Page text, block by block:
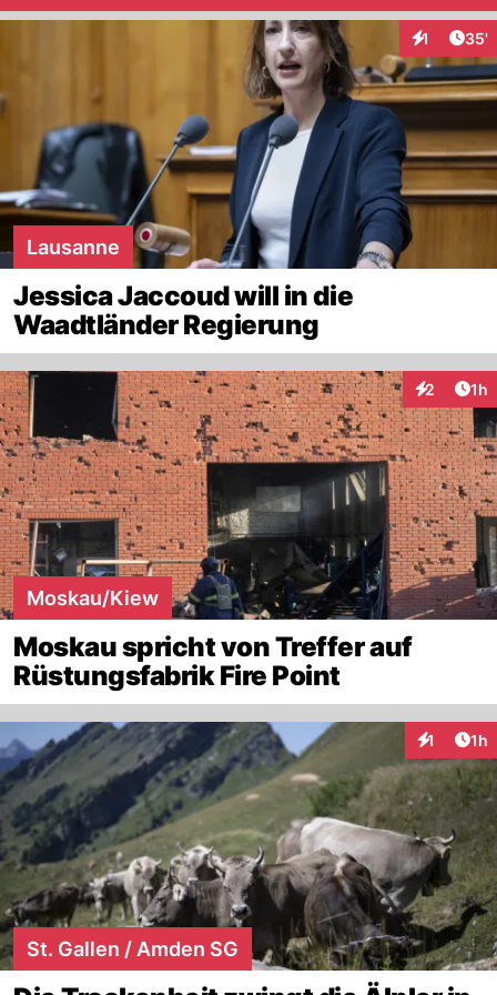
1 35'
Lausanne
Jessica Jaccoud will in die
Waadtländer Regierung
2 1h
Moskau/Kiew
Moskau spricht von Treffer auf
Rüstungsfabrik Fire Point
1 1h
St. Gallen / Amden SG